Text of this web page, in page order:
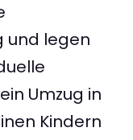
und legen
Umzug in
Kindern